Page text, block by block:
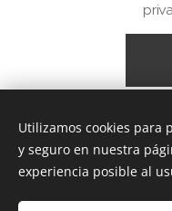
© 2019 LIC. ARIANA
MADRID -
TODOS LOS DERECHO
Utilizamos cookies
y seguro en nuestra
experiencia posible al